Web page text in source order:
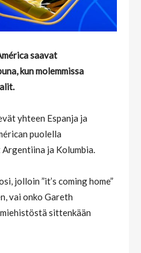
saavat
kun molemmissa
yhteen Espanja ja
puolella
ja Kolumbia.
jolloin ”it’s coming home”
vai onko Gareth
sittenkään